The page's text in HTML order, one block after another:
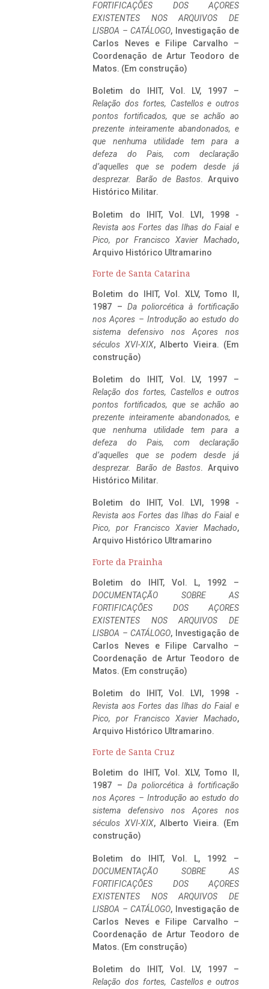
FORTIFICAÇÕES DOS AÇORES
EXISTENTES NOS ARQUIVOS DE
LISBOA – CATÁLOGO, Investigação de
Carlos Neves e Filipe Carvalho –
Coordenação de Artur Teodoro de
Matos. (Em construção)
Boletim do IHIT, Vol. LV, 1997 –
Relação dos fortes, Castellos e outros
pontos fortificados, que se achão ao
prezente inteiramente abandonados, e
que nenhuma utilidade tem para a
defeza do Pais, com declaração
d’aquelles que se podem desde já
desprezar. Barão de Bastos. Arquivo
Histórico Militar.
Boletim do IHIT, Vol. LVI, 1998 -
Revista aos Fortes das Ilhas do Faial e
Pico, por Francisco Xavier Machado,
Arquivo Histórico Ultramarino
Forte de Santa Catarina
Boletim do IHIT, Vol. XLV, Tomo II,
1987 – Da poliorcética à fortificação
nos Açores – Introdução ao estudo do
sistema defensivo nos Açores nos
séculos XVI-XIX, Alberto Vieira. (Em
construção)
Boletim do IHIT, Vol. LV, 1997 –
Relação dos fortes, Castellos e outros
pontos fortificados, que se achão ao
prezente inteiramente abandonados, e
que nenhuma utilidade tem para a
defeza do Pais, com declaração
d’aquelles que se podem desde já
desprezar. Barão de Bastos. Arquivo
Histórico Militar.
Boletim do IHIT, Vol. LVI, 1998 -
Revista aos Fortes das Ilhas do Faial e
Pico, por Francisco Xavier Machado,
Arquivo Histórico Ultramarino
Forte da Prainha
Boletim do IHIT, Vol. L, 1992 –
DOCUMENTAÇÃO SOBRE AS
FORTIFICAÇÕES DOS AÇORES
EXISTENTES NOS ARQUIVOS DE
LISBOA – CATÁLOGO, Investigação de
Carlos Neves e Filipe Carvalho –
Coordenação de Artur Teodoro de
Matos. (Em construção)
Boletim do IHIT, Vol. LVI, 1998 -
Revista aos Fortes das Ilhas do Faial e
Pico, por Francisco Xavier Machado,
Arquivo Histórico Ultramarino.
Forte de Santa Cruz
Boletim do IHIT, Vol. XLV, Tomo II,
1987 – Da poliorcética à fortificação
nos Açores – Introdução ao estudo do
sistema defensivo nos Açores nos
séculos XVI-XIX, Alberto Vieira. (Em
construção)
Boletim do IHIT, Vol. L, 1992 –
DOCUMENTAÇÃO SOBRE AS
FORTIFICAÇÕES DOS AÇORES
EXISTENTES NOS ARQUIVOS DE
LISBOA – CATÁLOGO, Investigação de
Carlos Neves e Filipe Carvalho –
Coordenação de Artur Teodoro de
Matos. (Em construção)
Boletim do IHIT, Vol. LV, 1997 –
Relação dos fortes, Castellos e outros